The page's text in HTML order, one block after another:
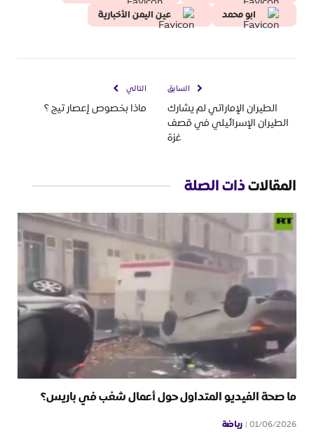
ابو محمد
عين اليمن الأخبارية
السابق
الطيران الإماراتي لم يشارك
الطيران الإسرائيلي في قصف
غزة
التالي
ماذا بخصوص إعصار تيج ؟
المقالاتذات الصلة
ما صحة الفيديو المتداول حول أعمال شغب في باريس؟
01/06/2026 رياضة